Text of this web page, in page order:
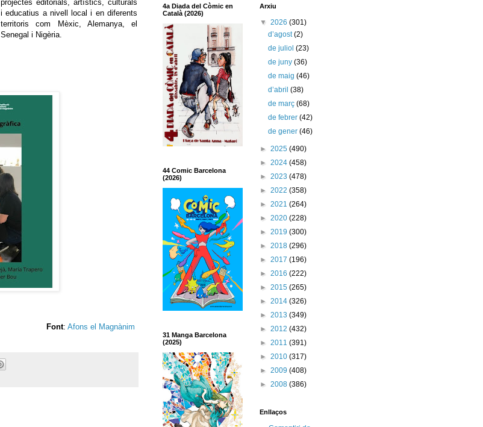
projectes editorials, artístics, culturals
i educatius a nivell local i en diferents
territoris com Mèxic, Alemanya, el
Senegal i Nigèria.
Font: Afons el Magnànim
4a Diada del Còmic en
Català (2026)
44 Comic Barcelona
(2026)
31 Manga Barcelona
(2025)
Arxiu
▼ 2026 (301)
d’agost(2)
de juliol(23)
de juny(36)
de maig(46)
d’abril(38)
de març(68)
de febrer(42)
de gener(46)
► 2025 (490)
► 2024 (458)
► 2023 (478)
► 2022 (358)
► 2021 (264)
► 2020 (228)
► 2019 (300)
► 2018 (296)
► 2017 (196)
► 2016 (222)
► 2015 (265)
► 2014 (326)
► 2013 (349)
► 2012 (432)
► 2011 (391)
► 2010 (317)
► 2009 (408)
► 2008 (386)
Enllaços